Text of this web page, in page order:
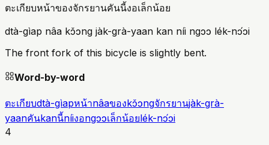
ตะเกียบหน้าของจักรยานคันนี้งอเล็กน้อย
dtà-gìap nâa kɔ̌ɔng jàk-grà-yaan kan níi ngɔɔ lék-nɔ́ɔi
The front fork of this bicycle is slightly bent.
Word-by-word
ตะเกียบdtà-gìapหน้าnâaของkɔ̌ɔngจักรยานjàk-grà-
yaanคันkanนี้níiงอngɔɔเล็กน้อยlék-nɔ́ɔi
4